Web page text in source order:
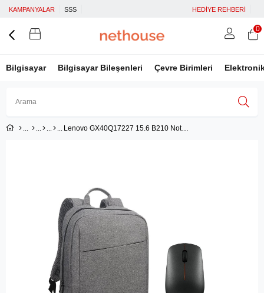
KAMPANYALAR SSS HEDİYE REHBERİ
Bilgisayar Bilgisayar Bileşenleri Çevre Birimleri
Üye Ol
0
Lenovo GX40Q17227 15.6 B210 Notebook Çanta Gri + Lenovo 400 GY50R91293 Mouse